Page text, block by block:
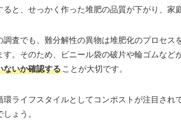
ると、せっかく作った堆肥の品質が下がり、家
調査でも、難分解性の異物は堆肥化のプロセス
す。そのため、ビニール袋の破片や輪ゴムなど
ないか確認する ことが大切です。
環ライフスタイルとしてコンポストが注目され
ょう。